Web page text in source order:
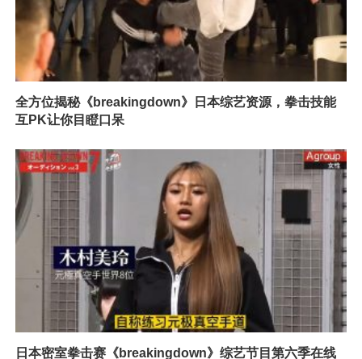
全方位揭秘《breakingdown》日本综艺资源，拳击技能
互PK让你目瞪口呆
日本密室拳击赛《breakingdown》综艺节目第六季在线